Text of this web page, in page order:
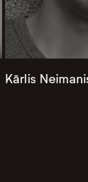
Kārlis